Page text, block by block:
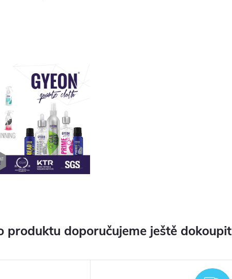
produktu doporučujeme ještě dokoupit